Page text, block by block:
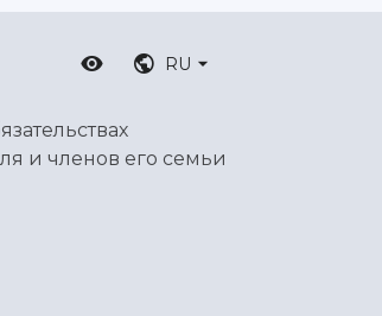
RU
и членов его семьи